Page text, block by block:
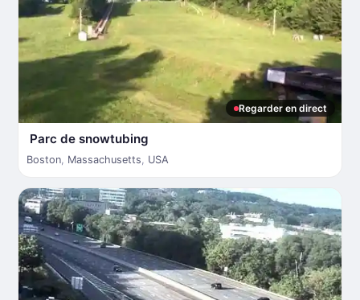
Regarder en direct
Parc de snowtubing
Boston, Massachusetts, USA